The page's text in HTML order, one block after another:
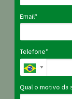
Email*
Telefone*
Qual o motivo da